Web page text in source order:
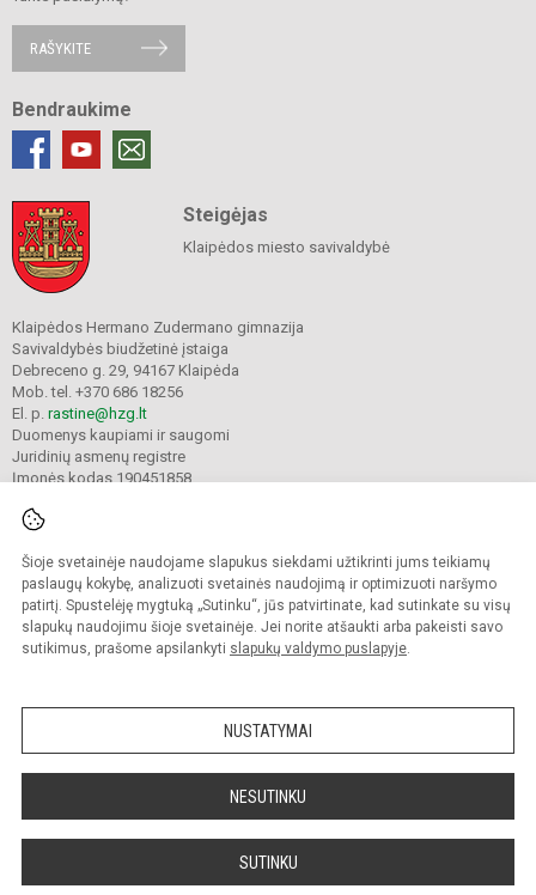
Šioje svetainėje naudojame slapukus siekdami užtikrinti jums teikiamų
paslaugų kokybę, analizuoti svetainės naudojimą ir optimizuoti naršymo
patirtį. Spustelėję mygtuką „Sutinku“, jūs patvirtinate, kad sutinkate su visų
slapukų naudojimu šioje svetainėje. Jei norite atšaukti arba pakeisti savo
sutikimus, prašome apsilankyti slapukų valdymo puslapyje.
NUSTATYMAI
NESUTINKU
SUTINKU
RAŠYKITE
Bendraukime
Steigėjas
Klaipėdos miesto savivaldybė
Klaipėdos Hermano Zudermano gimnazija
Savivaldybės biudžetinė įstaiga
Debreceno g. 29, 94167 Klaipėda
Mob. tel. +370 686 18256
El. p. rastine@hzg.lt
Duomenys kaupiami ir saugomi
Juridinių asmenų registre
Įmonės kodas 190451858
© 2022. Klaipėdos Hermano Zudermano gimnazija. Visos teisės saugomos.
Kopijuoti turinį be raštiško gimnazijos sutikimo griežtai draudžiama.
Prieinamumo paraiška Slapukų valdymas
Sumanus būdas atnaujinti